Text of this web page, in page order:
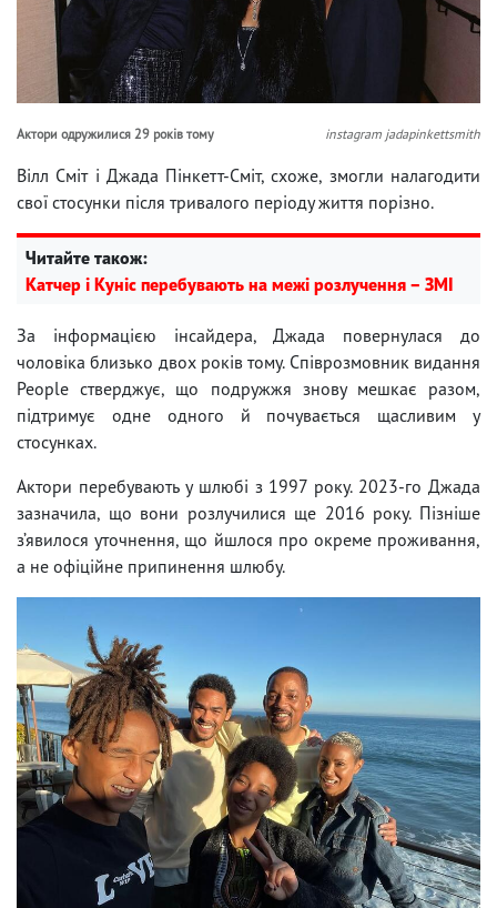
Актори одружилися 29 років тому instagram jadapinkettsmith
Вілл Сміт і Джада Пінкетт-Сміт, схоже, змогли налагодити
свої стосунки після тривалого періоду життя порізно.
Читайте також:
Катчер і Куніс перебувають на межі розлучення – ЗМІ
За інформацією інсайдера, Джада повернулася до
чоловіка близько двох років тому. Співрозмовник видання
People стверджує, що подружжя знову мешкає разом,
підтримує одне одного й почувається щасливим у
стосунках.
Актори перебувають у шлюбі з 1997 року. 2023-го Джада
зазначила, що вони розлучилися ще 2016 року. Пізніше
з’явилося уточнення, що йшлося про окреме проживання,
а не офіційне припинення шлюбу.